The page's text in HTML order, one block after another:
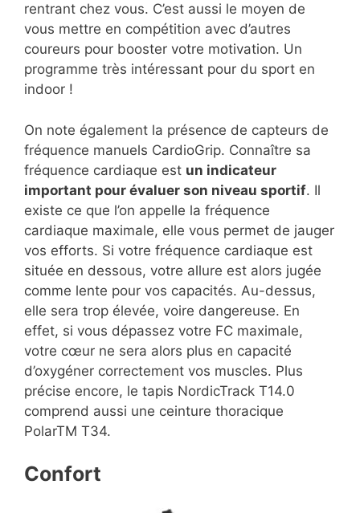
rentrant chez vous. C’est aussi le moyen de
vous mettre en compétition avec d’autres
coureurs pour booster votre motivation. Un
programme très intéressant pour du sport en
indoor !
On note également la présence de capteurs de
fréquence manuels CardioGrip. Connaître sa
fréquence cardiaque est un indicateur
important pour évaluer son niveau sportif. Il
existe ce que l’on appelle la fréquence
cardiaque maximale, elle vous permet de jauger
vos efforts. Si votre fréquence cardiaque est
située en dessous, votre allure est alors jugée
comme lente pour vos capacités. Au-dessus,
elle sera trop élevée, voire dangereuse. En
effet, si vous dépassez votre FC maximale,
votre cœur ne sera alors plus en capacité
d’oxygéner correctement vos muscles. Plus
précise encore, le tapis NordicTrack T14.0
comprend aussi une ceinture thoracique
PolarTM T34.
Confort